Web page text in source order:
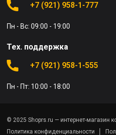
+7 (921) 958-1-777
Пн - Вс: 09:00 - 19:00
Тех. поддержка
+7 (921) 958-1-555
Пн - Пт: 10:00 - 18:00
© 2025 Shoprs.ru — интернет-магазин
Политика конфиденциальности